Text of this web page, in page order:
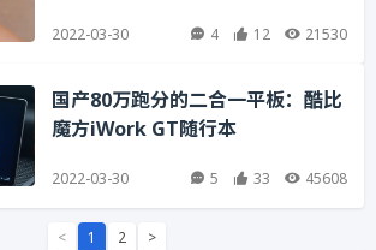
2022-03-30 4 12 21530
国产80万跑分的二合一平板：酷比
魔方iWork GT随行本
2022-03-30 5 33 45608
< 1 2 >